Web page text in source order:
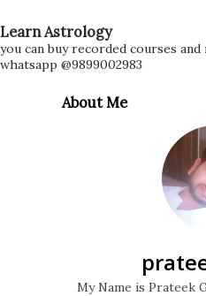
Learn Astrology
you can buy recorded courses
whatsapp @9899002983
About Me
My Name is Prateek